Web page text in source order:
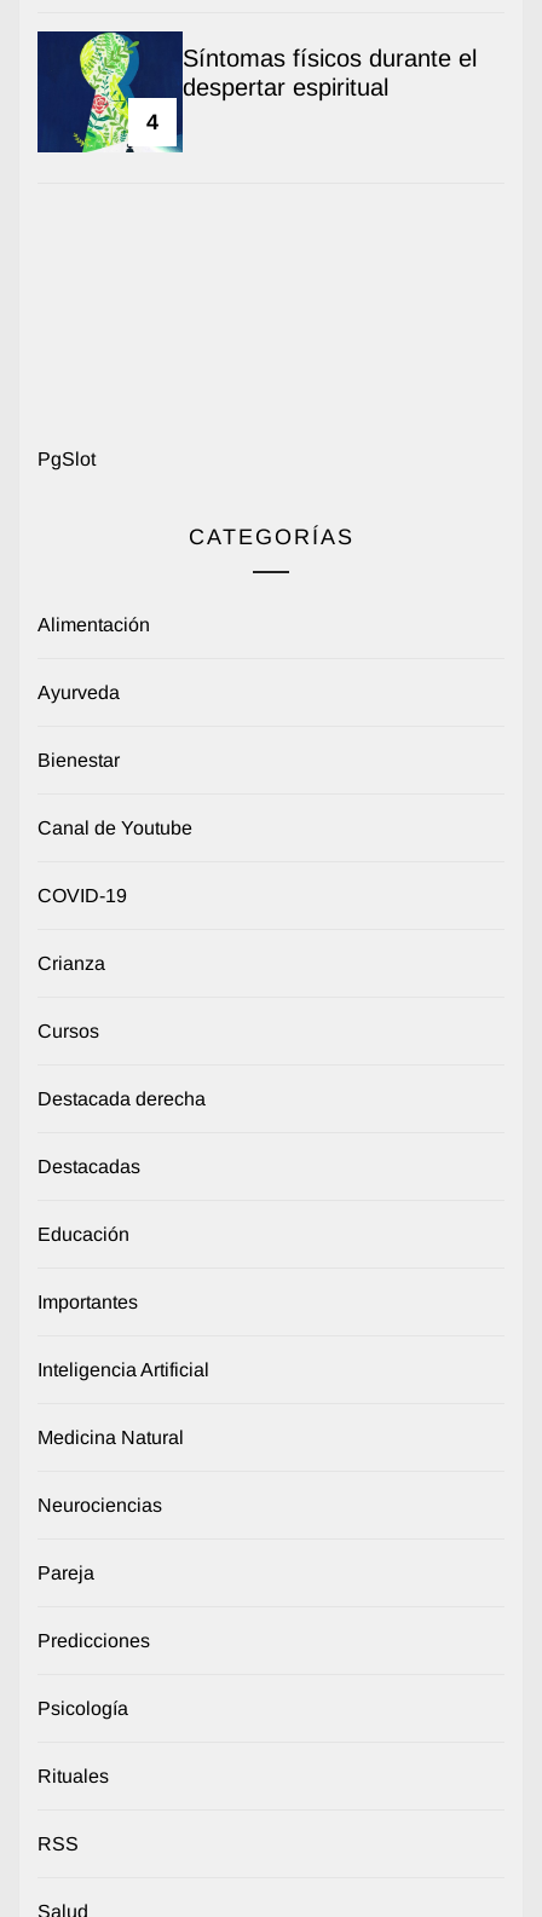
4
Síntomas físicos durante el
despertar espiritual
PgSlot
CATEGORÍAS
Alimentación
Ayurveda
Bienestar
Canal de Youtube
COVID-19
Crianza
Cursos
Destacada derecha
Destacadas
Educación
Importantes
Inteligencia Artificial
Medicina Natural
Neurociencias
Pareja
Predicciones
Psicología
Rituales
RSS
Salud